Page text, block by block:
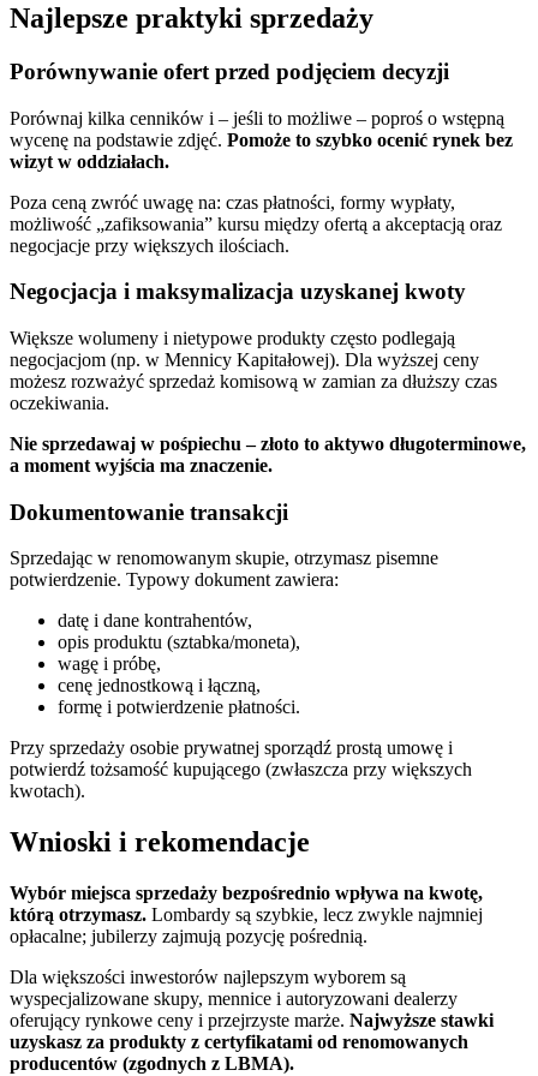
Najlepsze praktyki sprzedaży
Porównywanie ofert przed podjęciem decyzji
Porównaj kilka cenników i – jeśli to możliwe – poproś o wstępną
wycenę na podstawie zdjęć. Pomoże to szybko ocenić rynek bez
wizyt w oddziałach.
Poza ceną zwróć uwagę na: czas płatności, formy wypłaty,
możliwość „zafiksowania” kursu między ofertą a akceptacją oraz
negocjacje przy większych ilościach.
Negocjacja i maksymalizacja uzyskanej kwoty
Większe wolumeny i nietypowe produkty często podlegają
negocjacjom (np. w Mennicy Kapitałowej). Dla wyższej ceny
możesz rozważyć sprzedaż komisową w zamian za dłuższy czas
oczekiwania.
Nie sprzedawaj w pośpiechu – złoto to aktywo długoterminowe,
a moment wyjścia ma znaczenie.
Dokumentowanie transakcji
Sprzedając w renomowanym skupie, otrzymasz pisemne
potwierdzenie. Typowy dokument zawiera:
datę i dane kontrahentów,
opis produktu (sztabka/moneta),
wagę i próbę,
cenę jednostkową i łączną,
formę i potwierdzenie płatności.
Przy sprzedaży osobie prywatnej sporządź prostą umowę i
potwierdź tożsamość kupującego (zwłaszcza przy większych
kwotach).
Wnioski i rekomendacje
Wybór miejsca sprzedaży bezpośrednio wpływa na kwotę,
którą otrzymasz. Lombardy są szybkie, lecz zwykle najmniej
opłacalne; jubilerzy zajmują pozycję pośrednią.
Dla większości inwestorów najlepszym wyborem są
wyspecjalizowane skupy, mennice i autoryzowani dealerzy
oferujący rynkowe ceny i przejrzyste marże. Najwyższe stawki
uzyskasz za produkty z certyfikatami od renomowanych
producentów (zgodnych z LBMA).